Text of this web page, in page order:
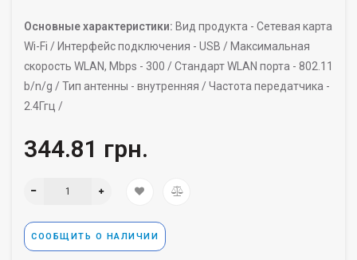
Основные характеристики: Вид продукта - Сетевая карта
Wi-Fi / Интерфейс подключения - USB / Максимальная
скорость WLAN, Mbps - 300 /Стандарт WLAN порта - 802.11
b/n/g /Тип антенны - внутренняя /Частота передатчика -
2.4Ггц /
344.81 грн.
СООБЩИТЬ О НАЛИЧИИ